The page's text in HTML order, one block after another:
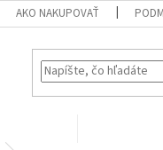
AKO NAKUPOVAŤ